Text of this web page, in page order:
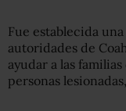
Fue establecida
autoridades de
ayudar a las
personas